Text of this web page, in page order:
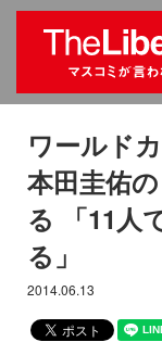
ワールド
本田圭佑
る 「11人
る」
2014.06.13